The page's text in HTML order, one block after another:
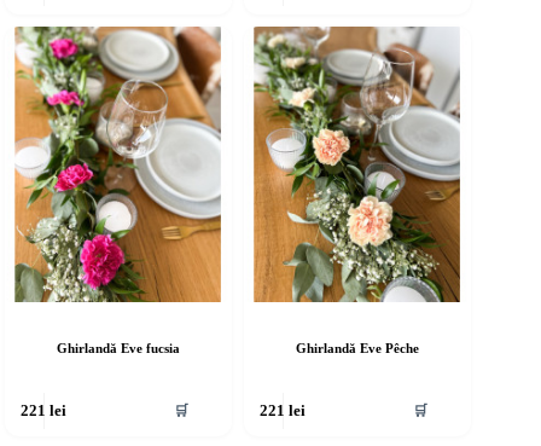
Ghirlandă Eve fucsia
221lei 🛒
Ghirlandă Eve Pêche
221lei 🛒